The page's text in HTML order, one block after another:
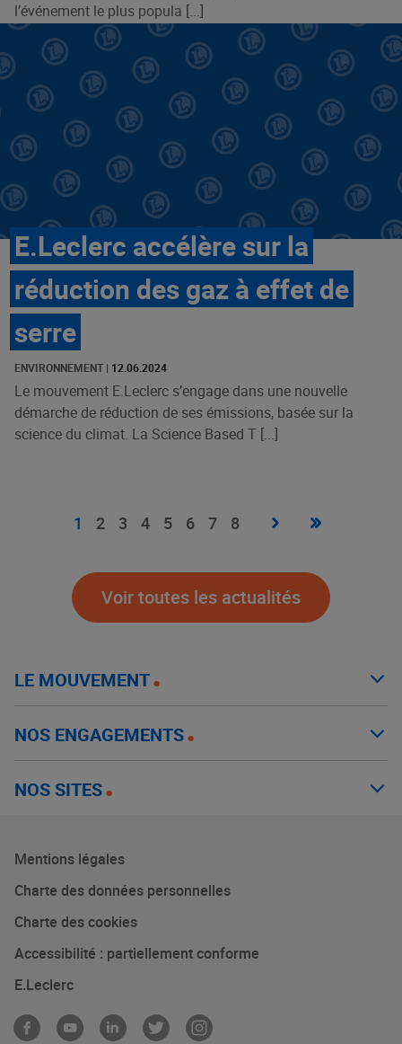
l’événement le plus popula [...]
E.Leclerc accélère sur la
réduction des gaz à effet de
serre
ENVIRONNEMENT | 12.06.2024
Le mouvement E.Leclerc s’engage dans une nouvelle
démarche de réduction de ses émissions, basée sur la
science du climat. La Science Based T [...]
Page
1 Page
2 Page
3 Page
4 Page
5 Page
6 Page
7 Page
8
Page
Dernière
»
Voir toutes les actualités
LE MOUVEMENT
NOS ENGAGEMENTS
NOS SITES
Mentions légales
Charte des données personnelles
Charte des cookies
Accessibilité : partiellement conforme
E.Leclerc